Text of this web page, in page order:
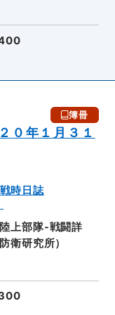
簿冊
０年１月３１
時日誌
上部隊-戦闘詳
研究所）